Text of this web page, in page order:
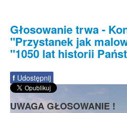
Głosowanie trwa -
"Przystanek jak
"1050 lat historii
f Udostępnij
UWAGA GŁOSOWANIE !